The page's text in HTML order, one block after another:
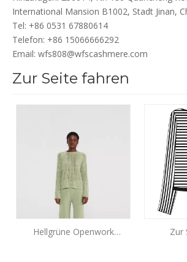
International Mansion B1002, Stadt Jinan,
Tel: +86 0531 67880614
Telefon: +86 15066666292
Email: wfs808@wfscashmere.com
Zur Seite fahren
Hellgrüne Openwork
Zur